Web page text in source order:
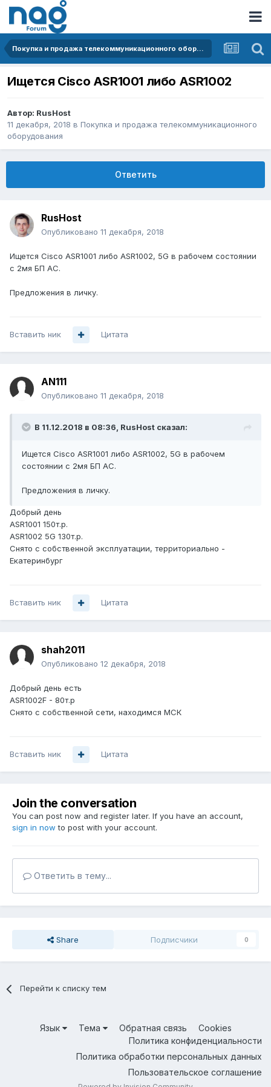
Покупка и продажа телекоммуникационного оборудования
Ищется Cisco ASR1001 либо ASR1002
Автор: RusHost
11 декабря, 2018 в Покупка и продажа телекоммуникационного
оборудования
Ответить
RusHost
Опубликовано 11 декабря, 2018
Ищется Cisco ASR1001 либо ASR1002, 5G в рабочем состоянии
с 2мя БП АС.
Предложения в личку.
Вставить ник Цитата
AN111
Опубликовано 11 декабря, 2018
В 11.12.2018 в 08:36, RusHost сказал:
Ищется Cisco ASR1001 либо ASR1002, 5G в рабочем
состоянии с 2мя БП АС.
Предложения в личку.
Добрый день
ASR1001 150т.р.
ASR1002 5G 130т.р.
Снято с собственной эксплуатации, территориально -
Екатеринбург
Вставить ник Цитата
shah2011
Опубликовано 12 декабря, 2018
Добрый день есть
ASR1002F - 80т.р
Снято с собственной сети, находимся МСК
Вставить ник Цитата
Join the conversation
You can post now and register later. If you have an account,
sign in now to post with your account.
Ответить в тему...
Share Подписчики 0
Перейти к списку тем
Язык Тема Обратная связь
Cookies
Политика конфиденциальности
Политика обработки персональных данных
Пользовательское соглашение